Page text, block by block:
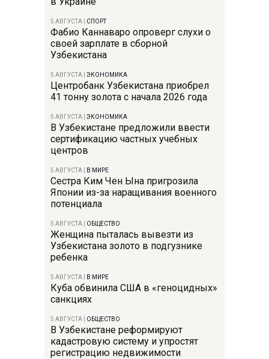
5 АВГУСТА СПОРТ
Фабио Каннаваро опроверг слухи о
своей зарплате в сборной
Узбекистана
5 АВГУСТА ЭКОНОМИКА
Центробанк Узбекистана приобрел
41 тонну золота с начала 2026 года
5 АВГУСТА ЭКОНОМИКА
В Узбекистане предложили ввести
сертификацию частных учебных
центров
5 АВГУСТА В МИРЕ
Сестра Ким Чен Ына пригрозила
Японии из-за наращивания военного
потенциала
5 АВГУСТА ОБЩЕСТВО
Женщина пыталась вывезти из
Узбекистана золото в подгузнике
ребенка
5 АВГУСТА В МИРЕ
Куба обвинила США в «геноцидных»
санкциях
5 АВГУСТА ОБЩЕСТВО
В Узбекистане реформируют
кадастровую систему и упростят
регистрацию недвижимости